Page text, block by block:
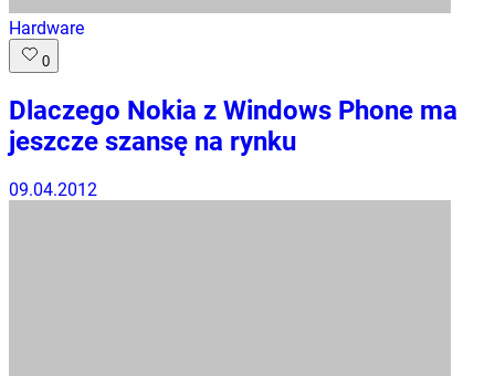
Hardware
0
Dlaczego Nokia z Windows Phone ma
jeszcze szansę na rynku
09.04.2012